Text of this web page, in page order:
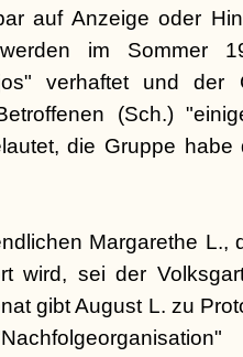
auf Anzeige oder
im Sommer
verhaftet und der
(Sch.)
die Gruppe
Margarethe L.,
wird, sei der
gibt August L. zu